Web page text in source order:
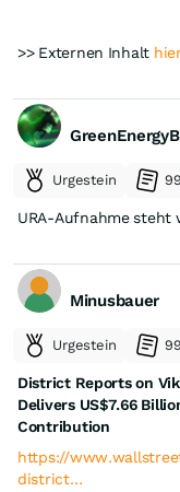
>> Externen Inhalt
Urgestein
URA-Aufnahme steht
Minusbauer
Urgestein
District Reports on
Delivers US$7.66
Contribution
https://
district…